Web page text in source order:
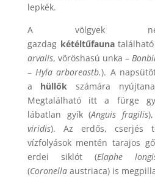
lepkék.
A völgyek
gazdag kétéltűfauna
arvalis, vöröshasú unka –
–Hyla arboreastb.). A
a hüllőkszámára
Megtalálható itt a fürge
lábatlan gyík (Anguis fragilis
viridis). Az erdős, cserjés
vízfolyások mentén tarajos
erdei siklót (Elaphe
(Coronellaaustriaca) is